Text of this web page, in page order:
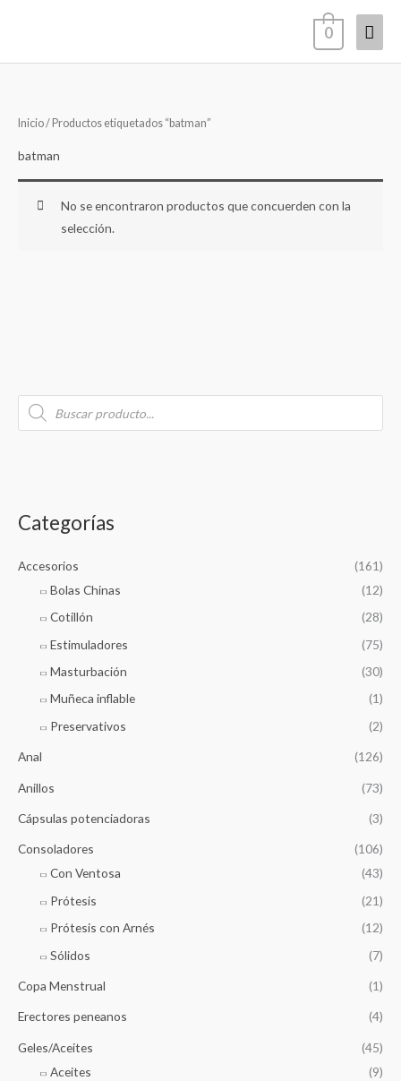
0
P
d
a
rCategorías
Accesorios
(161)
Bolas Chinas
(12)
Cotillón
(28)
Estimuladores
(75)
Masturbación
(30)
Muñeca inflable
(1)
Preservativos
(2)
Anal (126)
Anillos (73)
Cápsulas potenciadoras (3)
Consoladores
(106)
Con Ventosa
(43)
Prótesis
(21)
Prótesis con Arnés
(12)
Sólidos
(7)
Copa Menstrual (1)
Erectores peneanos (4)
Geles/Aceites
(45)
Aceites
(9)
s
p
Inicio/ Productos etiquetados “batman”
batman
No se encontraron productos que concuerden con la
selección.